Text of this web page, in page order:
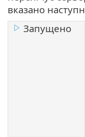
вказано
Запущено